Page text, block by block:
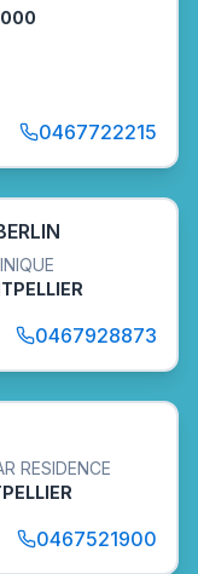
0467722215
0467928873
RESIDENCE
0467521900